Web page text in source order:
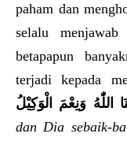
paham dan
selalu
betapapun
terjadi kepada
اللّٰهُ وَنِعْمَ الْوَكِيْلُ
dan Dia sebaik-